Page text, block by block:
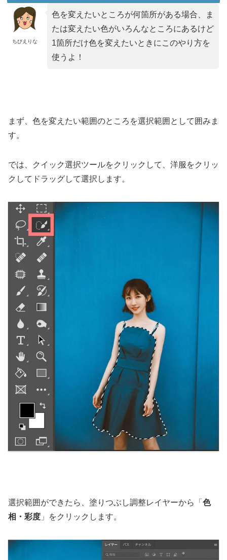
ちびえりな
色を変えたいところが何箇所がある場合、ま
たは変えたい色がいろんなところにあるけど
1箇所だけ色を変えたいときにこのやり方を
使うよ！
まず、色を変えたい範囲のところを選択範囲として囲みま
す。
では、クイック選択ツールをクリックして、洋服をクリッ
クしてドラッグして選択します。
選択範囲ができたら、塗りつぶし調整レイヤーから「 色
相・彩度 」をクリックします。